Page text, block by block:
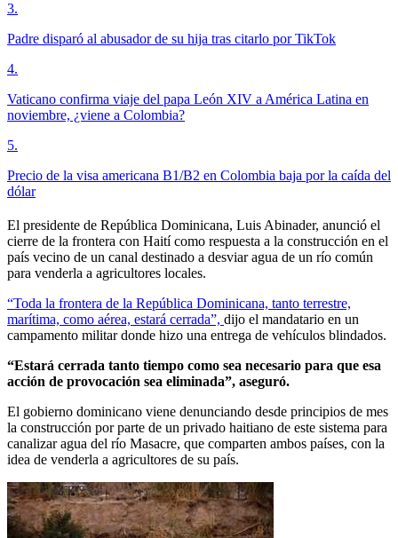
3.
Padre disparó al abusador de su hija tras citarlo por TikTok
4.
Vaticano confirma viaje del papa León XIV a América Latina en
noviembre, ¿viene a Colombia?
5.
Precio de la visa americana B1/B2 en Colombia baja por la caída del
dólar
El presidente de República Dominicana, Luis Abinader, anunció el
cierre de la frontera con Haití como respuesta a la construcción en el
país vecino de un canal destinado a desviar agua de un río común
para venderla a agricultores locales.
“Toda la frontera de la República Dominicana, tanto terrestre,
marítima, como aérea, estará cerrada”, dijo el mandatario en un
campamento militar donde hizo una entrega de vehículos blindados.
“Estará cerrada tanto tiempo como sea necesario para que esa
acción de provocación sea eliminada”, aseguró.
El gobierno dominicano viene denunciando desde principios de mes
la construcción por parte de un privado haitiano de este sistema para
canalizar agua del río Masacre, que comparten ambos países, con la
idea de venderla a agricultores de su país.